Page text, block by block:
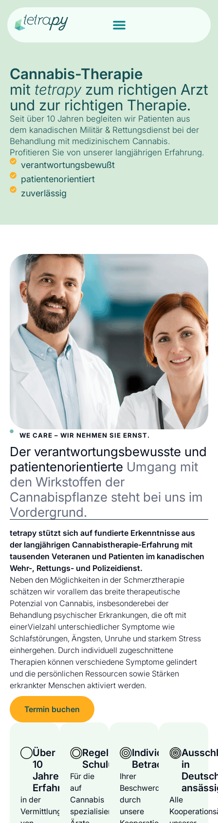
Cannabis-Therapie
mit tetrapyzum richtigen Arzt
und zur richtigen Therapie.
Seit über 10 Jahren begleiten wir Patienten aus
dem kanadischen Militär & Rettungsdienst bei der
Behandlung mit medizinischem Cannabis.
Profitieren Sie von unserer langjährigen Erfahrung.
verantwortungsbewußt
patientenorientiert
zuverlässig
WE CARE – WIR NEHMEN SIE ERNST.
Der verantwortungsbewusste und
patientenorientierte Umgang mit
den Wirkstoffen der
Cannabispflanze steht bei uns im
Vordergrund.
tetrapy stützt sich auf fundierte Erkenntnisse aus
der langjährigen Cannabistherapie-Erfahrung mit
tausenden Veteranen und Patienten im kanadischen
Wehr-, Rettungs- und Polizeidienst.
Neben den Möglichkeiten in der Schmerztherapie
schätzen wir vorallem das breite therapeutische
Potenzial von Cannabis, insbesonderebei der
Behandlung psychischer Erkrankungen, die oft mit
einerVielzahl unterschiedlicher Symptome wie
Schlafstörungen, Ängsten, Unruhe und starkem Stress
einhergehen. Durch individuell zugeschnittene
Therapien können verschiedene Symptome gelindert
und die persönlichen Ressourcen sowie Stärken
erkrankter Menschen aktiviert werden.
Termin buchen
Über
10
Jahre
Erfahrung
in der
Vermittlung
Regelmäßige
Schulungen
Für die
auf
Cannabis
spezialisierten
Individuelle
Betrachtung
Ihrer
Beschwerden
durch
unsere
in
Alle